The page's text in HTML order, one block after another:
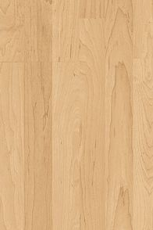
Hauptinhalt